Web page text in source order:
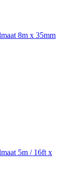
8m x 35mm
5m / 16ft x